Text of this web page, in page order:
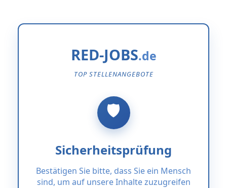
RED-JOBS
TOP STELLENANGEBOTE
Sicherheitsprüfung
Bestätigen Sie bitte, dass Sie ein Mensch
sind, um auf unsere Inhalte zuzugreifen